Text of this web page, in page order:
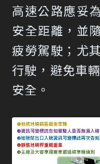
高速公路應妥
安全距離，並
疲勞駕駛；尤
行駛，避免車
安全。